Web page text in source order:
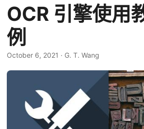
OCR 引擎使用
例
October 6, 2021 · G. T. Wang